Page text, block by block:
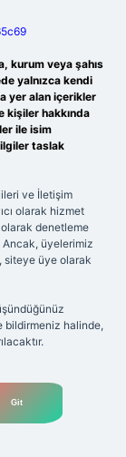
kurum veya şahıs
yalnızca kendi
yer alan içerikler
kişiler hakkında
ile isim
taslak
ve İletişim
olarak hizmet
denetleme
Ancak, üyelerimiz
siteye üye olarak
bildirmeniz halinde,